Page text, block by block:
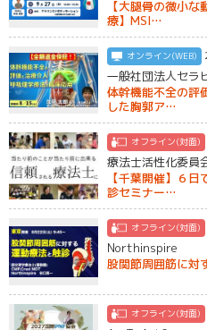
【大腿骨の微小
療】MSI…
オンライン(WEB)
一般社団法人セラ
体幹機能不全の評
した胸郭ア…
オフライン(対面)
療法士活性化委員
【千葉開催】６
診セミナー…
オフライン(対面)
Northinspire
股関節周囲筋に対
オフライン(対面)